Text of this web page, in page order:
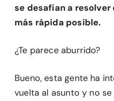
se desafían a resolver
más rápida posible.
¿Te parece aburrido?
Bueno, esta gente ha
vuelta al asunto y no